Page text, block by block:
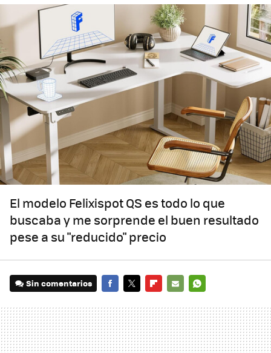
El modelo Felixispot QS es todo lo que
buscaba y me sorprende el buen resultado
pese a su "reducido" precio
Sin comentarios
MAIL